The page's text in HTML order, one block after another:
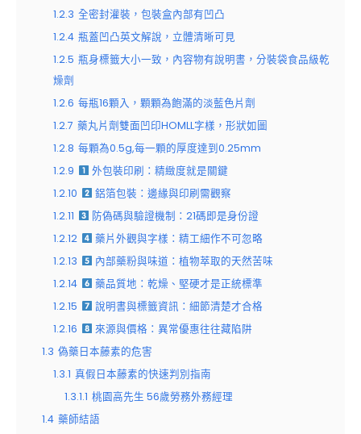
1.2.3 全密封灌裝，包裝盒內部有凹凸
1.2.4 瓶蓋凹凸英文解說，立體清晰可見
1.2.5 瓶身標籤大小一致，內容物有說明書，分裝袋食品級乾
燥劑
1.2.6 每瓶16顆入，顆顆為飽滿的淡藍色片劑
1.2.7 藥丸片劑雙面凹印HOMLL字樣，形狀如圖
1.2.8 每顆為0.5g,每一顆的厚度達到0.25mm
1.2.9
外包裝印刷：精緻度就是關鍵
1.2.10
鋁箔包裝：邊緣與印刷需觀察
1.2.11
防偽碼與驗證機制：21碼即是身份證
1.2.12
藥片外觀與字樣：精工細作不可忽略
1.2.13
內部藥粉與味道：植物萃取的天然苦味
1.2.14
藥品質地：乾燥、堅硬才是正統標準
1.2.15
說明書與標籤資訊：細節清楚才合格
1.2.16
來源與價格：異常優惠往往藏陷阱
1.3 偽藥日本藤素的危害
1.3.1 真假日本藤素的快速判別指南
1.3.1.1 桃園高先生 56歲勞務外務經理
1.4 藥師結語